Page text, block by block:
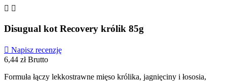
 
Disugual kot Recovery królik 85g
 Napisz recenzję
6,44 złBrutto
Formuła łączy lekkostrawne mięso królika, jagnięciny i łososia,